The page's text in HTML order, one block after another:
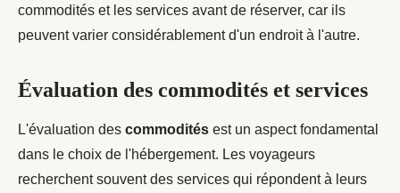
commodités et les services avant de réserver, car ils
peuvent varier considérablement d'un endroit à l'autre.
Évaluation des commodités et services
L'évaluation des commodités est un aspect fondamental
dans le choix de l'hébergement. Les voyageurs
recherchent souvent des services qui répondent à leurs